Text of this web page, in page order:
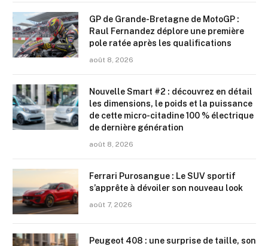
GP de Grande-Bretagne de MotoGP :
Raul Fernandez déplore une première
pole ratée après les qualifications
août 8, 2026
Nouvelle Smart #2 : découvrez en détail
les dimensions, le poids et la puissance
de cette micro-citadine 100 % électrique
de dernière génération
août 8, 2026
Ferrari Purosangue : Le SUV sportif
s’apprête à dévoiler son nouveau look
août 7, 2026
Peugeot 408 : une surprise de taille, son